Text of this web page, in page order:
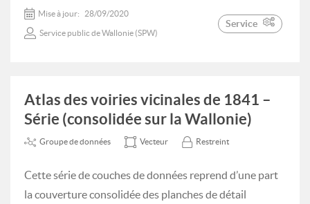
Mise à jour: 28/09/2020
Service public de Wallonie (SPW)
Service
Atlas des voiries vicinales de 1841 –
Série (consolidée sur la Wallonie)
Groupe de données Vecteur Restreint
Cette série de couches de données reprend d’une part
la couverture consolidée des planches de détail